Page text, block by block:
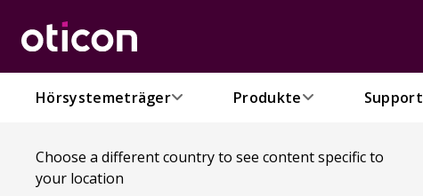
Hörsystemeträger Produkte Support
Choose a different country to see content specific to
your location